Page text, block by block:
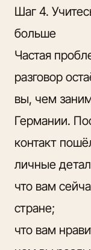
Шаг 4.
больше
Частая
разговор
вы, чем
Германии.
контакт
личные
что вам
стране;
что вам